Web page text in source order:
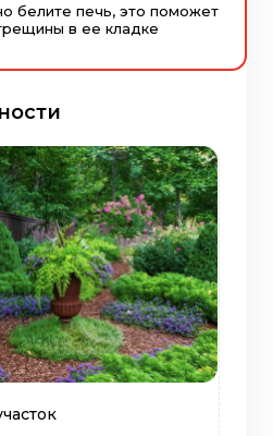
белите печь, это поможет
в ее кладке